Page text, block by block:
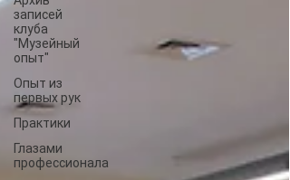
записей
клуба
"Музейный
опыт"
Опыт из
первых рук
Практики
Глазами
профессионала